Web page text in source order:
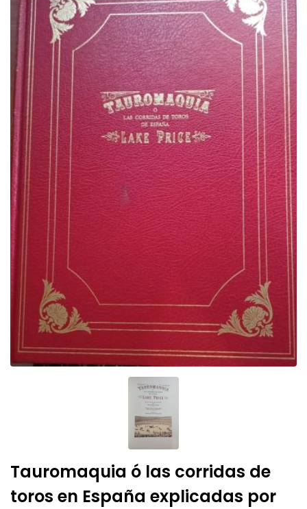
Tauromaquia ó las corridas de
toros en España explicadas por